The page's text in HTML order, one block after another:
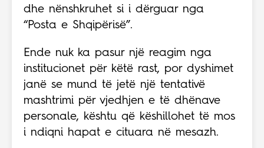
dhe nënshkruhet si i dërguar nga
“Posta e Shqipërisë”.
Ende nuk ka pasur një reagim nga
institucionet për këtë rast, por dyshimet
janë se mund të jetë një tentativë
mashtrimi për vjedhjen e të dhënave
personale, kështu që këshillohet të mos
i ndiqni hapat e cituara në mesazh.